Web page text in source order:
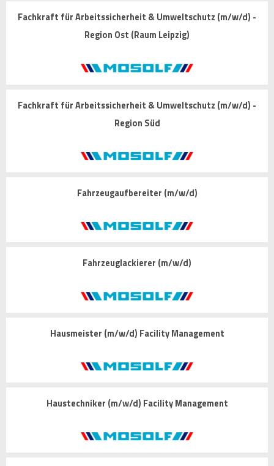
Fachkraft für Arbeitssicherheit & Umweltschutz (m/w/d) -
Region Ost (Raum Leipzig)
Fachkraft für Arbeitssicherheit & Umweltschutz (m/w/d) -
Region Süd
Fahrzeugaufbereiter (m/w/d)
Fahrzeuglackierer (m/w/d)
Hausmeister (m/w/d) Facility Management
Haustechniker (m/w/d) Facility Management